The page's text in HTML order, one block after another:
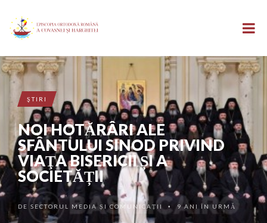
ŞTIRI
NOI HOTĂRÂRI ALE
SFÂNTULUI SINOD PRIVIND
VIAŢA BISERICII ȘI A
SOCIETĂȚII
DE SECTORUL MEDIA ȘI COMUNICAȚII • 9 ANI ÎN URMĂ